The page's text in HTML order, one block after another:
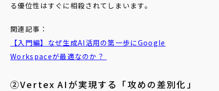
る優位性はすぐに相殺されてしまいます。
関連記事：
【入門編】なぜ生成AI活用の第一歩にGoogle
Workspaceが最適なのか？
②Vertex AIが実現する「攻めの差別化」